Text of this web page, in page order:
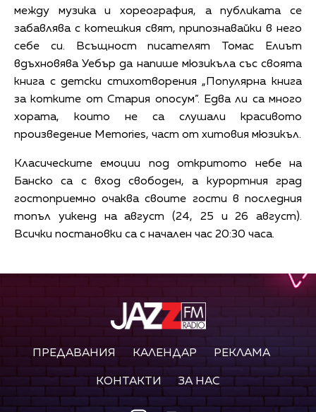
между музика и хореография, а публиката се
забавлява с котешкия свят, припознавайки в него
себе си. Всъщност писателят Томас Елиът
вдъхновява Уебър да напише мюзикъла със своята
книга с детски стихотворения „Популярна книга
за котките от Стария опосум”. Едва ли са много
хората, които не са слушали красивото
произведение Memories, част от хитовия мюзикъл.
Класическите емоции под откритото небе на
Банско са с вход свободен, а курортния град
гостоприемно очаква своите гости в последния
топъл уикенд на август (24, 25 и 26 август).
Всички постановки са с начален час 20:30 часа.
ПРЕДАВАНИЯ КАЛЕНДАР РЕКЛАМА
КОНТАКТИ ЗА НАС